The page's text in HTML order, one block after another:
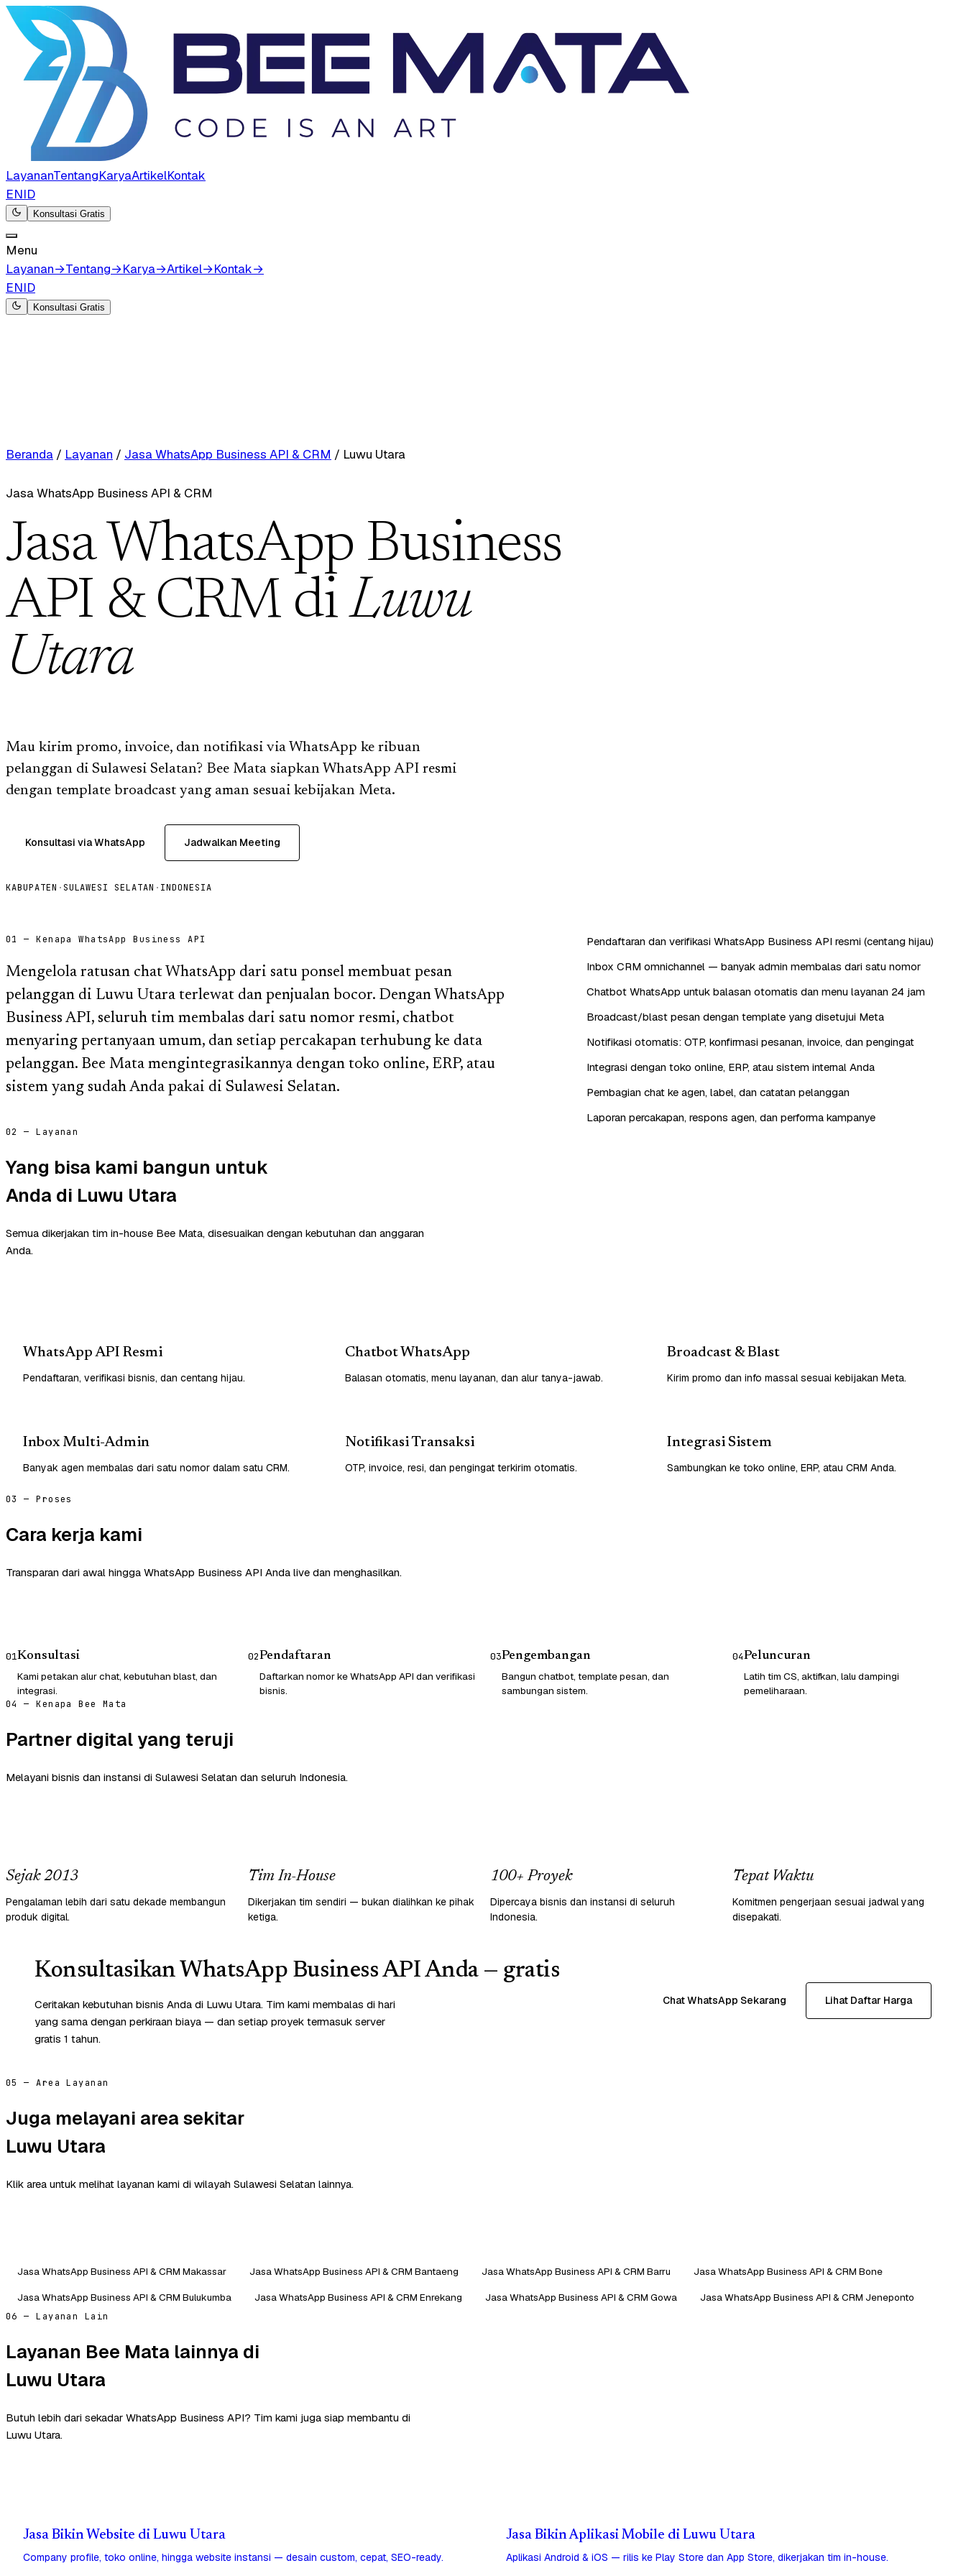
LayananTentangKaryaArtikelKontak
ENID
Konsultasi Gratis
Menu
Layanan→Tentang→Karya→Artikel→Kontak→
ENID
Konsultasi Gratis
Beranda / Layanan / Jasa WhatsApp Business API & CRM / Luwu Utara
Jasa WhatsApp Business API & CRM
Jasa WhatsApp Business
API & CRM diLuwu
Utara
Mau kirim promo, invoice, dan notifikasi via WhatsApp ke ribuan
pelanggan di Sulawesi Selatan? Bee Mata siapkan WhatsApp API resmi
dengan template broadcast yang aman sesuai kebijakan Meta.
Konsultasi via WhatsApp Jadwalkan Meeting
KABUPATEN · SULAWESI SELATAN · INDONESIA
01 — Kenapa WhatsApp Business API
Mengelola ratusan chat WhatsApp dari satu ponsel membuat pesan
pelanggan di Luwu Utara terlewat dan penjualan bocor. Dengan WhatsApp
Business API, seluruh tim membalas dari satu nomor resmi, chatbot
menyaring pertanyaan umum, dan setiap percakapan terhubung ke data
pelanggan. Bee Mata mengintegrasikannya dengan toko online, ERP, atau
sistem yang sudah Anda pakai di Sulawesi Selatan.
Pendaftaran dan verifikasi WhatsApp Business API resmi (centang hijau)
Inbox CRM omnichannel — banyak admin membalas dari satu nomor
Chatbot WhatsApp untuk balasan otomatis dan menu layanan 24 jam
Broadcast/blast pesan dengan template yang disetujui Meta
Notifikasi otomatis: OTP, konfirmasi pesanan, invoice, dan pengingat
Integrasi dengan toko online, ERP, atau sistem internal Anda
Pembagian chat ke agen, label, dan catatan pelanggan
Laporan percakapan, respons agen, dan performa kampanye
02 — Layanan
Yang bisa kami bangun untuk
Anda di Luwu Utara
Semua dikerjakan tim in-house Bee Mata, disesuaikan dengan kebutuhan dan anggaran
Anda.
WhatsApp API Resmi
Pendaftaran, verifikasi bisnis, dan centang hijau.
Chatbot WhatsApp
Balasan otomatis, menu layanan, dan alur tanya-jawab.
Broadcast & Blast
Kirim promo dan info massal sesuai kebijakan Meta.
Inbox Multi-Admin
Banyak agen membalas dari satu nomor dalam satu CRM.
Notifikasi Transaksi
OTP, invoice, resi, dan pengingat terkirim otomatis.
Integrasi Sistem
Sambungkan ke toko online, ERP, atau CRM Anda.
03 — Proses
Cara kerja kami
Transparan dari awal hingga WhatsApp Business API Anda live dan menghasilkan.
01Konsultasi
Kami petakan alur chat, kebutuhan blast, dan
integrasi.
02Pendaftaran
Daftarkan nomor ke WhatsApp API dan verifikasi
bisnis.
03Pengembangan
Bangun chatbot, template pesan, dan
sambungan sistem.
04Peluncuran
Latih tim CS, aktifkan, lalu dampingi
pemeliharaan.
04 — Kenapa Bee Mata
Partner digital yang teruji
Melayani bisnis dan instansi di Sulawesi Selatan dan seluruh Indonesia.
Sejak 2013
Pengalaman lebih dari satu dekade membangun
produk digital.
Tim In-House
Dikerjakan tim sendiri — bukan dialihkan ke pihak
ketiga.
100+ Proyek
Dipercaya bisnis dan instansi di seluruh
Indonesia.
Tepat Waktu
Komitmen pengerjaan sesuai jadwal yang
disepakati.
Konsultasikan WhatsApp Business API Anda — gratis
Ceritakan kebutuhan bisnis Anda di Luwu Utara. Tim kami membalas di hari
yang sama dengan perkiraan biaya — dan setiap proyek termasuk server
gratis 1 tahun.
Chat WhatsApp Sekarang Lihat Daftar Harga
05 — Area Layanan
Juga melayani area sekitar
Luwu Utara
Klik area untuk melihat layanan kami di wilayah Sulawesi Selatan lainnya.
Jasa WhatsApp Business API & CRM Makassar Jasa WhatsApp Business API & CRM Bantaeng Jasa WhatsApp Business API & CRM Barru
Jasa WhatsApp Business API & CRM Bone
Jasa WhatsApp Business API & CRM Bulukumba
Jasa WhatsApp Business API & CRM Enrekang Jasa WhatsApp Business API & CRM Gowa Jasa WhatsApp Business API & CRM Jeneponto
06 — Layanan Lain
Layanan Bee Mata lainnya di
Luwu Utara
Butuh lebih dari sekadar WhatsApp Business API? Tim kami juga siap membantu di
Luwu Utara.
Jasa Bikin Website di Luwu Utara
Company profile, toko online, hingga website instansi — desain custom, cepat, SEO-ready.
Jasa Bikin Aplikasi Mobile di Luwu Utara
Aplikasi Android & iOS — rilis ke Play Store dan App Store, dikerjakan tim in-house.